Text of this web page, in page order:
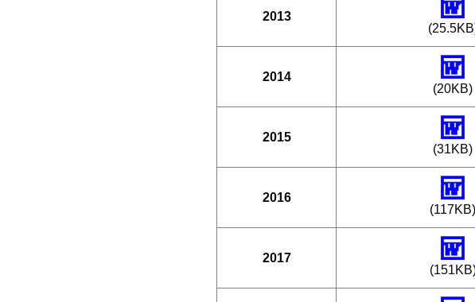
2013
2014
(20KB)
2015
(31KB)
2016
(117KB)
2017